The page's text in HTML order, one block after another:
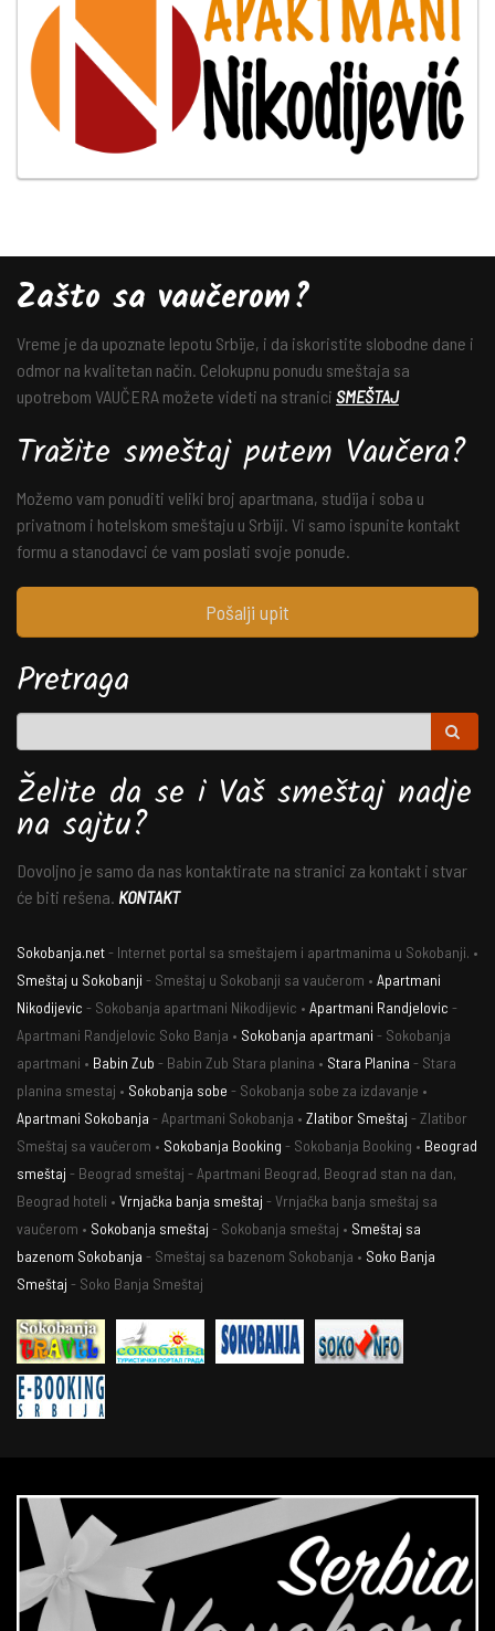
Zašto sa vaučerom?
Vreme je da upoznate lepotu Srbije, i da iskoristite slobodne dane i
odmor na kvalitetan način. Celokupnu ponudu smeštaja sa
upotrebom VAUČERA možete videti na stranici SMEŠTAJ
Tražite smeštaj putem Vaučera?
Možemo vam ponuditi veliki broj apartmana, studija i soba u
privatnom i hotelskom smeštaju u Srbiji. Vi samo ispunite kontakt
formu a stanodavci će vam poslati svoje ponude.
Pošalji upit
Pretraga
Želite da se i Vaš smeštaj nadje
na sajtu?
Dovoljno je samo da nas kontaktirate na stranici za kontakt i stvar
će biti rešena. KONTAKT
Sokobanja.net- Internet portal sa smeštajem i apartmanima u Sokobanji. •
Smeštaj u Sokobanji - Smeštaj u Sokobanji sa vaučerom • Apartmani
Nikodijevic - Sokobanja apartmani Nikodijevic • Apartmani Randjelovic -
Apartmani Randjelovic Soko Banja • Sokobanja apartmani - Sokobanja
apartmani • Babin Zub - Babin Zub Stara planina • Stara Planina - Stara
planina smestaj • Sokobanja sobe - Sokobanja sobe za izdavanje •
Apartmani Sokobanja - Apartmani Sokobanja • Zlatibor Smeštaj - Zlatibor
Smeštaj sa vaučerom • Sokobanja Booking - Sokobanja Booking • Beograd
smeštaj - Beograd smeštaj - Apartmani Beograd, Beograd stan na dan,
Beograd hoteli • Vrnjačka banja smeštaj - Vrnjačka banja smeštaj sa
vaučerom • Sokobanja smeštaj - Sokobanja smeštaj • Smeštaj sa
bazenom Sokobanja - Smeštaj sa bazenom Sokobanja • Soko Banja
Smeštaj - Soko Banja Smeštaj